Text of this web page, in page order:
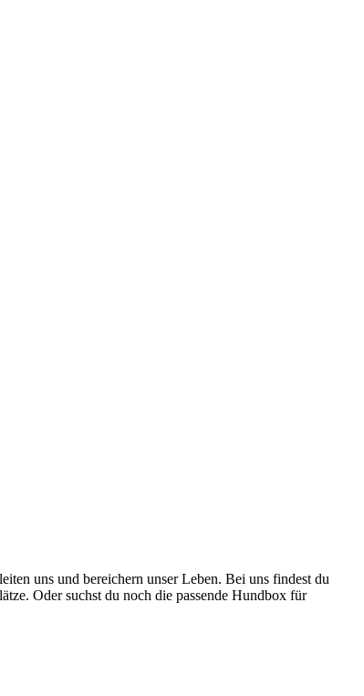
uns und bereichern unser Leben. Bei uns findest du
Oder suchst du noch die passende Hundbox für